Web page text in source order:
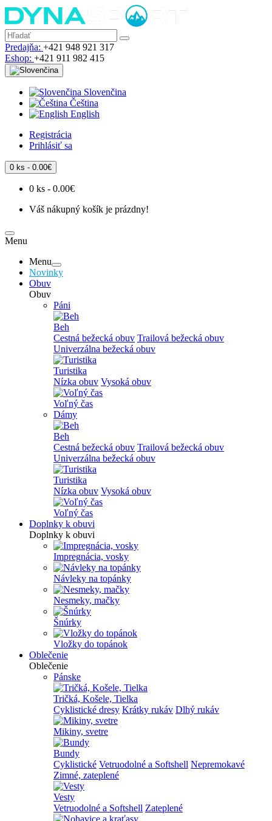
Predajňa: +421 948 921 317
Eshop: +421 911 982 415
Slovenčina
Čeština
English
Registrácia
Prihlásiť sa
0 ks - 0.00€
0 ks - 0.00€
Váš nákupný košík je prázdny!
Menu
Menu
Novinky
Obuv
Obuv
Páni
Beh
Cestná bežecká obuv Trailová bežecká obuv
Univerzálna bežecká obuv
Turistika
Nízka obuv Vysoká obuv
Voľný čas
Dámy
Beh
Cestná bežecká obuv Trailová bežecká obuv
Univerzálna bežecká obuv
Turistika
Nízka obuv Vysoká obuv
Voľný čas
Doplnky k obuvi
Doplnky k obuvi
Impregnácia, vosky
Návleky na topánky
Nesmeky, mačky
Šnúrky
Vložky do topánok
Oblečenie
Oblečenie
Pánske
Tričká, Košele, Tielka
Cyklistické dresy Krátky rukáv Dlhý rukáv
Mikiny, svetre
Bundy
Cyklistické Vetruodolné a Softshell Nepremokavé
Zimné, zateplené
Vesty
Vetruodolné a Softshell Zateplené